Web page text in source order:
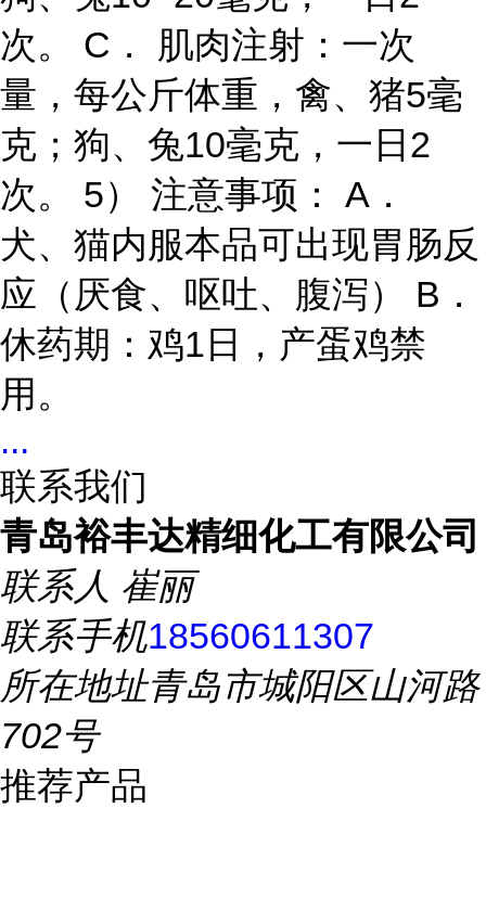
次。 C． 肌肉注射：一次
量，每公斤体重，禽、猪5毫
克；狗、兔10毫克，一日2
次。 5） 注意事项： A．
犬、猫内服本品可出现胃肠反
应（厌食、呕吐、腹泻） B．
休药期：鸡1日，产蛋鸡禁
用。
...
联系我们
青岛裕丰达精细化工有限公司
联系人 崔丽
联系手机18560611307
所在地址青岛市城阳区山河路
702号
推荐产品